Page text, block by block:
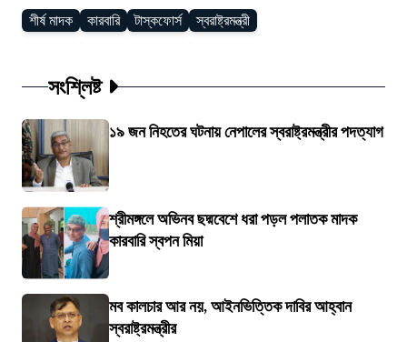
শীর্ষ মাদক কারবারি টাস্কফোর্স স্বরাষ্ট্রমন্ত্রী
সংশ্লিষ্ট
১৯ জন নিহতের ঘটনায় নেপালের স্বরাষ্ট্রমন্ত্রীর পদত্যাগ
শ্রীমঙ্গলে অভিনব ছদ্মবেশে ধরা পড়ল পলাতক মাদক
কারবারি স্বপন মিয়া
মব কালচার আর নয়, আইনভিত্তিক দাবির আহ্বান
স্বরাষ্ট্রমন্ত্রীর